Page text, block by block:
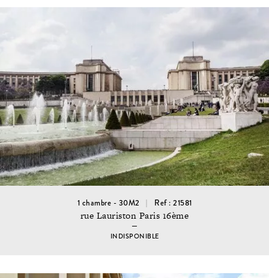
1 chambre - 30M2 Ref : 21581
rue Lauriston Paris 16ème
INDISPONIBLE